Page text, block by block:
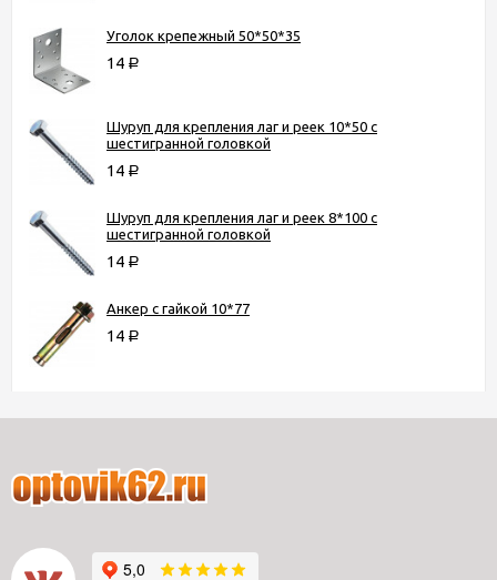
Уголок крепежный 50*50*35
14 Р
Шуруп для крепления лаг и реек 10*50 с
шестигранной головкой
14 Р
Шуруп для крепления лаг и реек 8*100 с
шестигранной головкой
14 Р
Анкер с гайкой 10*77
14 Р